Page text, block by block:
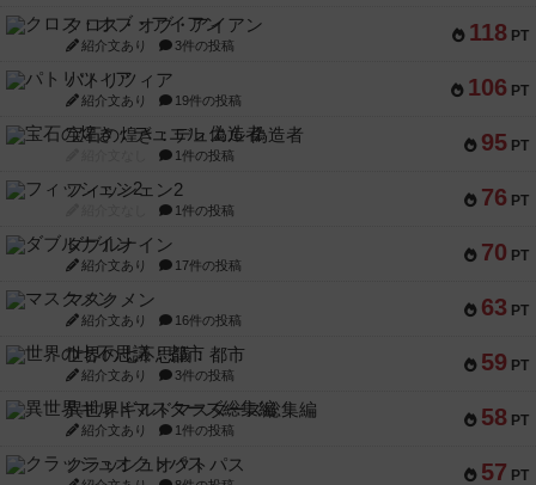
118 PT
クロス・オブ・アイアン
紹介文あり 3件の投稿
106 PT
パトリツィア
紹介文あり 19件の投稿
95 PT
宝石の煌き：デュエル 偽造者
1件の投稿
76 PT
フィッシェン2
1件の投稿
70 PT
ダブルナイン
紹介文あり 17件の投稿
63 PT
マスクメン
紹介文あり 16件の投稿
59 PT
世界の七不思議：都市
紹介文あり 3件の投稿
58 PT
異世界ギルドマスターズ総集編
紹介文あり 1件の投稿
57 PT
クラッシュオクトパス